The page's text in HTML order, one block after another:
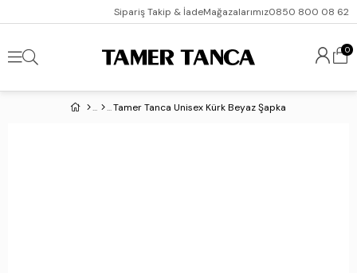
Sipariş Takip & İadeMağazalarımız0850 800 08 62
0
Tamer Tanca Unisex Kürk Beyaz Şapka